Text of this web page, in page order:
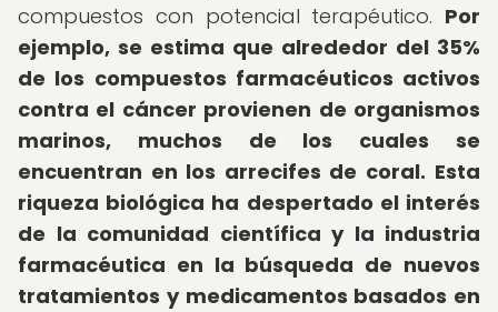
compuestos con potencial terapéutico. Por
ejemplo, se estima que alrededor del 35%
de los compuestos farmacéuticos activos
contra el cáncer provienen de organismos
marinos, muchos de los cuales se
encuentran en los arrecifes de coral. Esta
riqueza biológica ha despertado el interés
de la comunidad científica y la industria
farmacéutica en la búsqueda de nuevos
tratamientos y medicamentos basados en